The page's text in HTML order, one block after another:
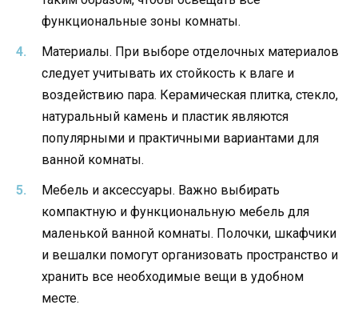
функциональные зоны комнаты.
Материалы. При выборе отделочных материалов
следует учитывать их стойкость к влаге и
воздействию пара. Керамическая плитка, стекло,
натуральный камень и пластик являются
популярными и практичными вариантами для
ванной комнаты.
Мебель и аксессуары. Важно выбирать
компактную и функциональную мебель для
маленькой ванной комнаты. Полочки, шкафчики
и вешалки помогут организовать пространство и
хранить все необходимые вещи в удобном
месте.